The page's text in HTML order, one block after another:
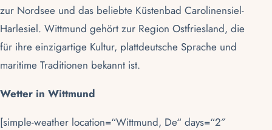
zur Nordsee und das beliebte Küstenbad Carolinensiel-
Harlesiel. Wittmund gehört zur Region Ostfriesland, die
für ihre einzigartige Kultur, plattdeutsche Sprache und
maritime Traditionen bekannt ist.
Wetter in Wittmund
[simple-weather location=“Wittmund, De“ days=“2″